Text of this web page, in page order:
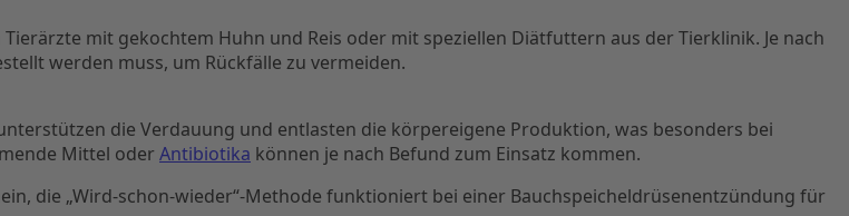
mit gekochtem Huhn und Reis oder mit speziellen Diätfuttern aus der Tierklinik. Je nach
werden muss, um Rückfälle zu vermeiden.
die Verdauung und entlasten die körpereigene Produktion, was besonders bei
Mittel oder Antibiotika können je nach Befund zum Einsatz kommen.
die „Wird-schon-wieder“-Methode funktioniert bei einer Bauchspeicheldrüsenentzündung für